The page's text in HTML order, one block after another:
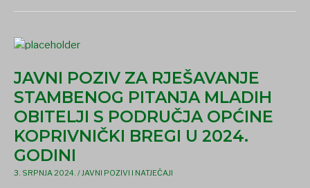
JAVNI POZIV ZA RJEŠAVANJE
STAMBENOG PITANJA MLADIH
OBITELJI S PODRUČJA OPĆINE
KOPRIVNIČKI BREGI U 2024.
GODINI
3. SRPNJA 2024. /JAVNI POZIVI I NATJEČAJI
JAVNI
ZA
RJEŠAVANJE
STAMBENOG
PITANJA
MLADIH
OBITELJI
S